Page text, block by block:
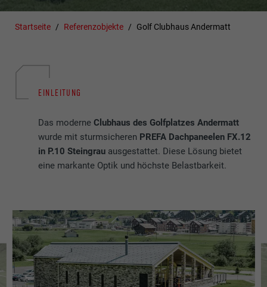
Startseite Referenzobjekte Golf Clubhaus Andermatt
EINLEITUNG
Das moderneClubhaus des Golfplatzes Andermatt
wurde mit sturmsicheren PREFA Dachpaneelen FX.12
in P.10 Steingrau ausgestattet. Diese Lösung bietet
eine markante Optik und höchste Belastbarkeit.